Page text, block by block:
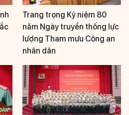
Trang trọng Kỷ niệm 80
năm Ngày truyền thống lực
lượng Tham mưu Công an
nhân dân